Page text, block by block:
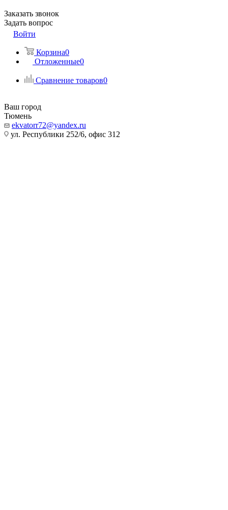
Заказать звонок
Задать вопрос
Войти
Корзина0
Отложенные0
Сравнение товаров0
Ваш город
Тюмень
ekvatorr72@yandex.ru
ул. Республики 252/6, офис 312